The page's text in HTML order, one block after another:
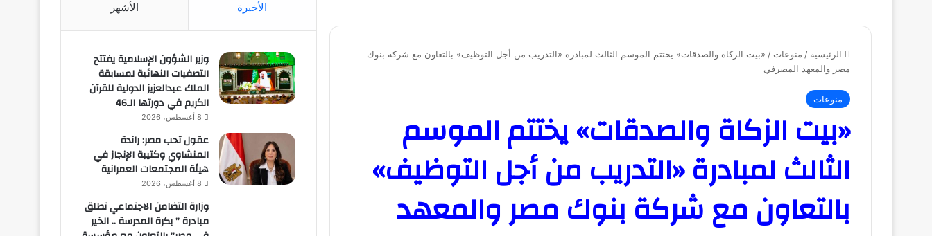
الرئيسية / منوعات / «بيت الزكاة والصدقات» يختتم الموسم الثالث لمبادرة «التدريب من أجل التوظيف» بالتعاون مع شركة بنوك
مصر والمعهد المصرفي
منوعات
«بيت الزكاة والصدقات» يختتم الموسم
الثالث لمبادرة «التدريب من أجل التوظيف»
بالتعاون مع شركة بنوك مصر والمعهد
الأخيرة الأشهر
وزير الشؤون الإسلامية يفتتح
التصفيات النهائية لمسابقة
الملك عبدالعزيز الدولية للقرآن
الكريم في دورتها الـ46
8 أغسطس، 2026
عقول تحب مصر: راندة
المنشاوي وكتيبة الإنجاز في
هيئة المجتمعات العمرانية
8 أغسطس، 2026
وزارة التضامن الاجتماعي تطلق
مبادرة ” بكرة المدرسة .. الخير